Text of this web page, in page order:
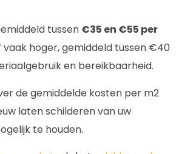
tussen €35 en €55 per
hoger, gemiddeld tussen €40
en bereikbaarheid.
de gemiddelde kosten per m2
laten schilderen van uw
te houden.